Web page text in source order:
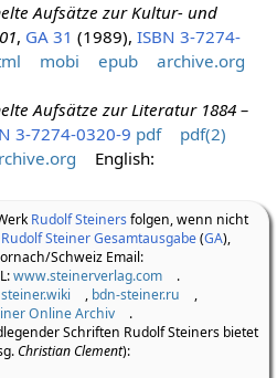
Aufsätze zur Kultur- und
, GA 31 (1989),ISBN 3-7274-
mobi epub
archive.org
Aufsätze zur Literatur 1884 –
3-7274-0320-9 pdf
pdf(2)
English:
Rudolf Steinersfolgen, wenn nicht
Rudolf Steiner Gesamtausgabe(GA),
Schweiz Email:
www.steinerverlag.com
.
steiner.wiki , bdn-steiner.ru
,
Online Archiv
.
Schriften Rudolf Steiners bietet
Christian Clement):